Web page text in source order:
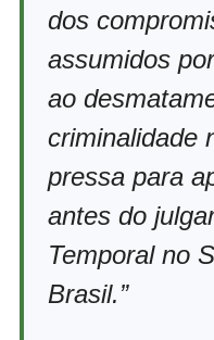
dos
assumidos
ao
criminalidade
pressa para
antes do
Temporal no
Brasil.”